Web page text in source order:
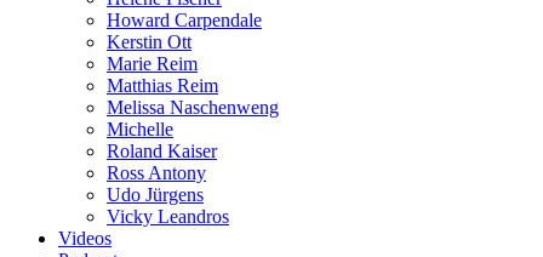
Howard Carpendale
Kerstin Ott
Marie Reim
Matthias Reim
Melissa Naschenweng
Michelle
Roland Kaiser
Ross Antony
Udo Jürgens
Vicky Leandros
Videos